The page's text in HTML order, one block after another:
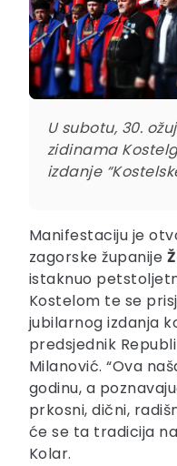
U subotu, 30.
zidinama
izdanje
Manifestaciju je
zagorske županije
istaknuo
Kostelom te se
jubilarnog izdanja
predsjednik
Milanović. “Ova
godinu, a
prkosni, dični,
će se ta tradicija
Kolar.